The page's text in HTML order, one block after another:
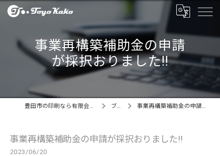
事業再構築補助金の申請
が採択おりました‼
豊田市の印刷なら有限会社東洋化工製作所 ブログ 事業再構築補助金の申請が採択おりました‼
事業再構築補助金の申請が採択おりました‼
2023/06/20